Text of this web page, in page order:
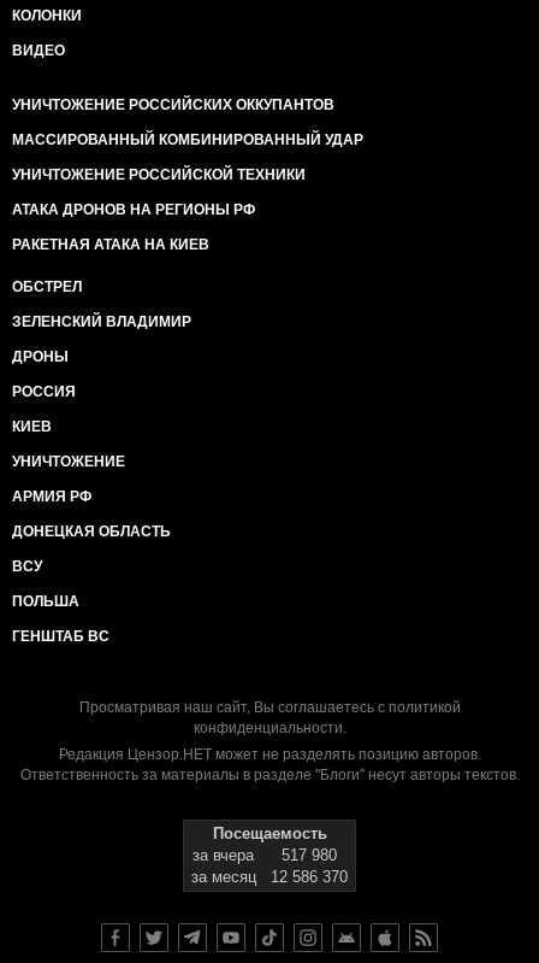
КОЛОНКИ
ВИДЕО
УНИЧТОЖЕНИЕ РОССИЙСКИХ ОККУПАНТОВ
МАССИРОВАННЫЙ КОМБИНИРОВАННЫЙ УДАР
УНИЧТОЖЕНИЕ РОССИЙСКОЙ ТЕХНИКИ
АТАКА ДРОНОВ НА РЕГИОНЫ РФ
РАКЕТНАЯ АТАКА НА КИЕВ
ОБСТРЕЛ
ЗЕЛЕНСКИЙ ВЛАДИМИР
ДРОНЫ
РОССИЯ
КИЕВ
УНИЧТОЖЕНИЕ
АРМИЯ РФ
ДОНЕЦКАЯ ОБЛАСТЬ
ВСУ
ПОЛЬША
ГЕНШТАБ ВС
Просматривая наш сайт, Вы соглашаетесь с политикой
конфиденциальности.
Редакция Цензор.НЕТ может не разделять позицию авторов.
Ответственность за материалы в разделе "Блоги" несут авторы текстов.
Посещаемость
за вчера
517 980
за месяц
12 586 370